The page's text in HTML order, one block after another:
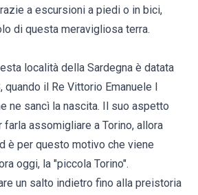
a escursioni a piedi o in bici,
di questa meravigliosa terra.
località della Sardegna è datata
il Re Vittorio Emanuele I
ne sancì la nascita. Il suo aspetto
assomigliare a Torino, allora
è per questo motivo che viene
oggi, la "piccola Torino".
un salto indietro fino alla preistoria